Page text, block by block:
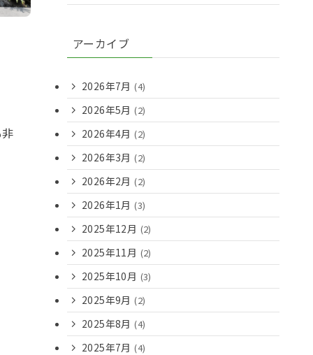
アーカイブ
2026年7月 (4)
2026年5月 (2)
2026年4月 (2)
2026年3月 (2)
2026年2月 (2)
2026年1月 (3)
2025年12月 (2)
2025年11月 (2)
2025年10月 (3)
2025年9月 (2)
2025年8月 (4)
2025年7月 (4)